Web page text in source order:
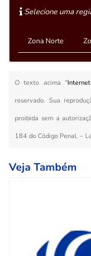
Selecione uma
Zona Norte
O texto acima "
reservado. Sua
proibida sem a
184 do Código Penal. –
Veja Também